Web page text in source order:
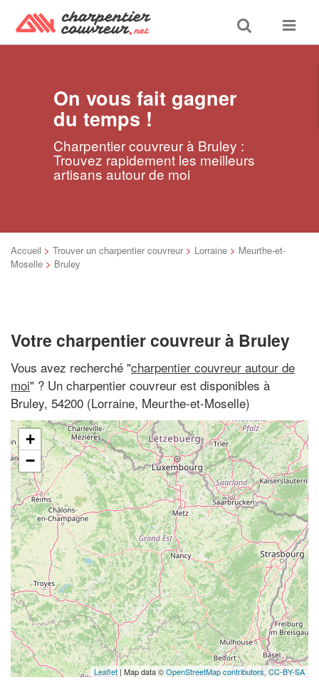
Toggle
search
Toggle
On vous fait gagner
du temps !
Charpentier couvreur à Bruley :
Trouvez rapidement les meilleurs
artisans autour de moi
Accueil > Trouver un charpentier couvreur > Lorraine > Meurthe-et-
Moselle > Bruley
Votre charpentier couvreur à Bruley
Vous avez recherché "charpentier couvreur autour de
moi" ? Un charpentier couvreur est disponibles à
Bruley, 54200 (Lorraine, Meurthe-et-Moselle)
+
−
Leaflet | Map data ©OpenStreetMap contributors, CC-BY-SA